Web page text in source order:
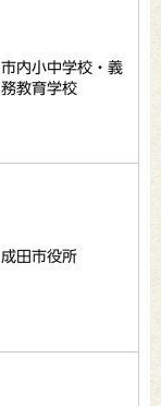
市内小中学校・義
務教育学校
成田市役所